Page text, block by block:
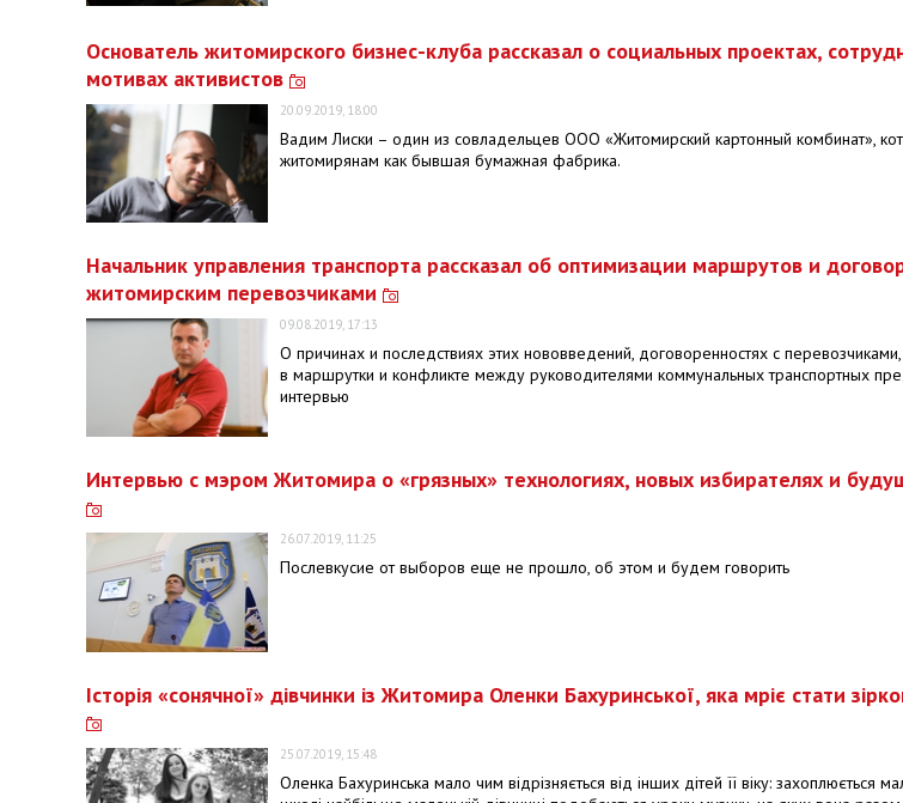
Основатель житомирского бизнес-клуба рассказал о социальных проектах,
мотивах активистов
20.09.2019, 18:00
Вадим Лиски – один из совладельцев ООО «Житомирский картонный комбинат»,
житомирянам как бывшая бумажная фабрика.
Начальник управления транспорта рассказал об оптимизации маршрутов и
житомирским перевозчиками
09.08.2019, 17:13
О причинах и последствиях этих нововведений, договоренностях с
в маршрутки и конфликте между руководителями коммунальных транспортных
интервью
Интервью с мэром Житомира о «грязных» технологиях, новых избирателях и
26.07.2019, 11:25
Послевкусие от выборов еще не прошло, об этом и будем говорить
Історія «сонячної» дівчинки із Житомира Оленки Бахуринської, яка мріє стати
25.07.2019, 15:48
Оленка Бахуринська мало чим відрізняється від інших дітей її віку: захоплюється